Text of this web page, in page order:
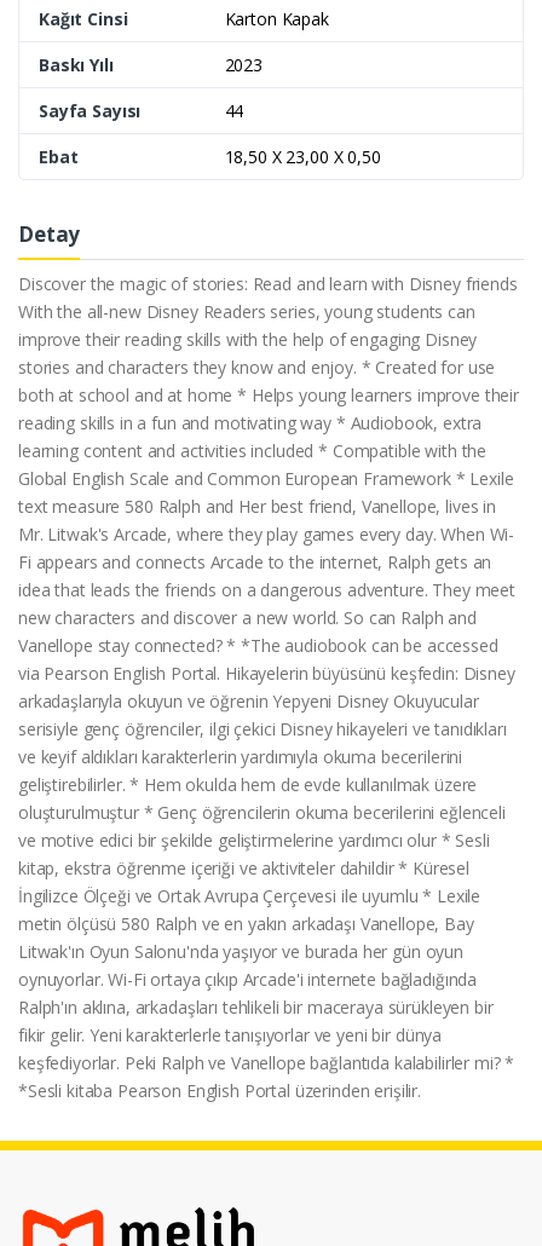
Kağıt Cinsi
Karton Kapak
Baskı Yılı
2023
Sayfa Sayısı
44
Ebat
18,50 X 23,00 X 0,50
Detay
Discover the magic of stories: Read and learn with Disney friends
With the all-new Disney Readers series, young students can
improve their reading skills with the help of engaging Disney
stories and characters they know and enjoy. * Created for use
both at school and at home * Helps young learners improve their
reading skills in a fun and motivating way * Audiobook, extra
learning content and activities included * Compatible with the
Global English Scale and Common European Framework * Lexile
text measure 580 Ralph and Her best friend, Vanellope, lives in
Mr. Litwak's Arcade, where they play games every day. When Wi-
Fi appears and connects Arcade to the internet, Ralph gets an
idea that leads the friends on a dangerous adventure. They meet
new characters and discover a new world. So can Ralph and
Vanellope stay connected? * *The audiobook can be accessed
via Pearson English Portal. Hikayelerin büyüsünü keşfedin: Disney
arkadaşlarıyla okuyun ve öğrenin Yepyeni Disney Okuyucular
serisiyle genç öğrenciler, ilgi çekici Disney hikayeleri ve tanıdıkları
ve keyif aldıkları karakterlerin yardımıyla okuma becerilerini
geliştirebilirler. * Hem okulda hem de evde kullanılmak üzere
oluşturulmuştur * Genç öğrencilerin okuma becerilerini eğlenceli
ve motive edici bir şekilde geliştirmelerine yardımcı olur * Sesli
kitap, ekstra öğrenme içeriği ve aktiviteler dahildir * Küresel
İngilizce Ölçeği ve Ortak Avrupa Çerçevesi ile uyumlu * Lexile
metin ölçüsü 580 Ralph ve en yakın arkadaşı Vanellope, Bay
Litwak'ın Oyun Salonu'nda yaşıyor ve burada her gün oyun
oynuyorlar. Wi-Fi ortaya çıkıp Arcade'i internete bağladığında
Ralph'ın aklına, arkadaşları tehlikeli bir maceraya sürükleyen bir
fikir gelir. Yeni karakterlerle tanışıyorlar ve yeni bir dünya
keşfediyorlar. Peki Ralph ve Vanellope bağlantıda kalabilirler mi? *
*Sesli kitaba Pearson English Portal üzerinden erişilir.